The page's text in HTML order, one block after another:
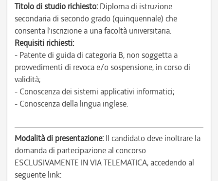
Titolo di studio richiesto: Diploma di istruzione
secondaria di secondo grado (quinquennale) che
consenta l’iscrizione a una facoltà universitaria.
Requisiti richiesti:
- Patente di guida di categoria B, non soggetta a
provvedimenti di revoca e/o sospensione, in corso di
validità;
- Conoscenza dei sistemi applicativi informatici;
- Conoscenza della lingua inglese.
Modalità di presentazione: Il candidato deve inoltrare la
domanda di partecipazione al concorso
ESCLUSIVAMENTE IN VIA TELEMATICA, accedendo al
seguente link: